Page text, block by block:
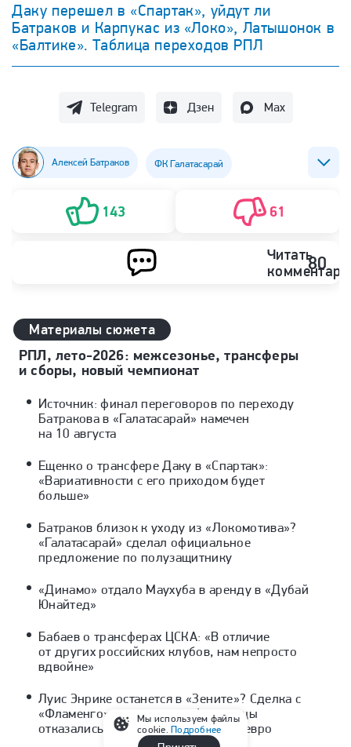
Даку перешел в «Спартак», уйдут ли
Батраков и Карпукас из «Локо», Латышонок в
«Балтике». Таблица переходов РПЛ
Telegram Дзен Max
Алексей Батраков ФК Галатасарай
ФК Локомотив (Москва)
143 61
Читать80
Материалы сюжета
РПЛ, лето-2026: межсезонье, трансферы
и сборы, новый чемпионат
Источник: финал переговоров по переходу
Батракова в «Галатасарай» намечен
на 10 августа
Ещенко о трансфере Даку в «Спартак»:
«Вариативности с его приходом будет
больше»
Батраков близок к уходу из «Локомотива»?
«Галатасарай» сделал официальное
предложение по полузащитнику
«Динамо» отдало Маухуба в аренду в «Дубай
Юнайтед»
Бабаев о трансферах ЦСКА: «В отличие
от других российских клубов, нам непросто
вдвойне»
Луис Энрике останется в «Зените»? Сделка с
«Фламенго» сорвалась — бразильцы
отказались платить 25 миллионов евро
Мы используем файлы
cookie.Подробнее